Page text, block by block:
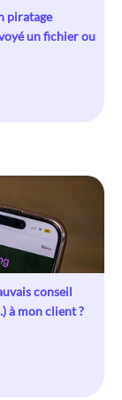
piratage
un fichier ou
conseil
à mon client ?